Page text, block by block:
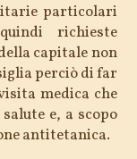
particolari
richieste
capitale non
perciò di far
medica che
e, a scopo
antitetanica.